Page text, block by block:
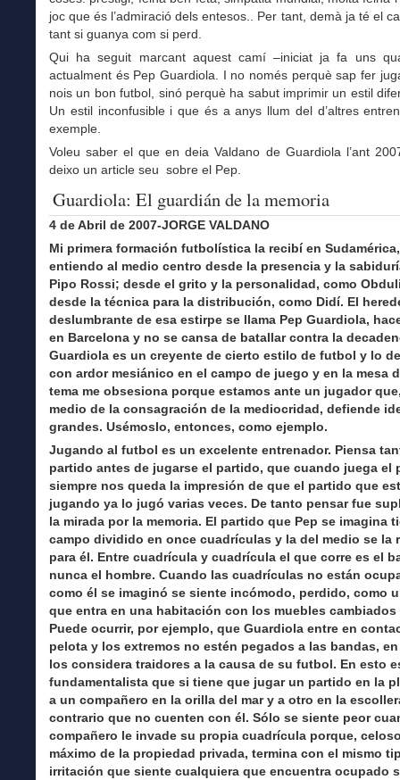
joc que és l’admiració dels entesos.. Per tant, demà ja té el
tant si guanya com si perd.
Qui ha seguit marcant aquest camí –iniciat ja fa uns
actualment és Pep Guardiola. I no només perquè sap fer
nois un bon futbol, sinó perquè ha sabut imprimir un estil
Un estil inconfusible i que és a anys llum del d’altres
exemple.
Voleu saber el que en deia Valdano de Guardiola l’ant
deixo un article seu sobre el Pep.
Guardiola: El guardián de la memoria
4 de Abril de 2007-JORGE VALDANO
Mi primera formación futbolística la recibí en
entiendo al medio centro desde la presencia y la
Pipo Rossi; desde el grito y la personalidad, como
desde la técnica para la distribución, como Didí. El
deslumbrante de esa estirpe se llama Pep Guardiola,
en Barcelona y no se cansa de batallar contra la
Guardiola es un creyente de cierto estilo de futbol y lo
con ardor mesiánico en el campo de juego y en la mesa
tema me obsesiona porque estamos ante un jugador
medio de la consagración de la mediocridad, defiende
grandes. Usémoslo, entonces, como ejemplo.
Jugando al futbol es un excelente entrenador. Piensa
partido antes de jugarse el partido, que cuando juega el
siempre nos queda la impresión de que el partido que
jugando ya lo jugó varias veces. De tanto pensar fue
la mirada por la memoria. El partido que Pep se imagina
campo dividido en once cuadrículas y la del medio se la
para él. Entre cuadrícula y cuadrícula el que corre es el
nunca el hombre. Cuando las cuadrículas no están
como él se imaginó se siente incómodo, perdido, como
que entra en una habitación con los muebles cambiados
Puede ocurrir, por ejemplo, que Guardiola entre en
pelota y los extremos no estén pegados a las bandas,
los considera traidores a la causa de su futbol. En esto
fundamentalista que si tiene que jugar un partido en la
a un compañero en la orilla del mar y a otro en la
contrario que no cuenten con él. Sólo se siente peor
compañero le invade su propia cuadrícula porque,
máximo de la propiedad privada, termina con el mismo
irritación que siente cualquiera que encuentra ocupado